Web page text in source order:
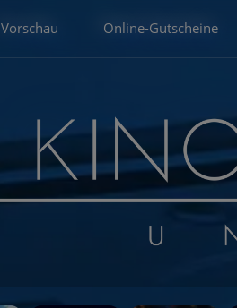
Vorschau Online-Gutscheine